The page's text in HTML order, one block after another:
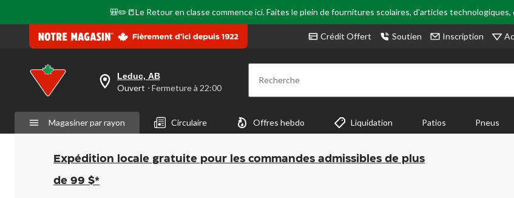
🎒✏️📒Le Retour en classe commence ici. Faites le plein de fournitures scolaires, d'articles
Crédit Offert Soutien Inscription
votre
est
Leduc,
AB,
Ouvert,
Fermeture
à
Leduc, AB
Ouvert ⋅ Fermeture à 22:00 Recherche
Magasiner par rayon Circulaire Offres hebdo Liquidation Patios Pneus
Expédition locale gratuite pour les commandes admissibles de plus
de 99 $*